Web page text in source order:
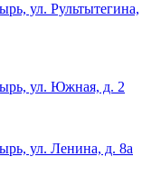
ул. Рультытегина,
ул. Южная, д. 2
ул. Ленина, д. 8а